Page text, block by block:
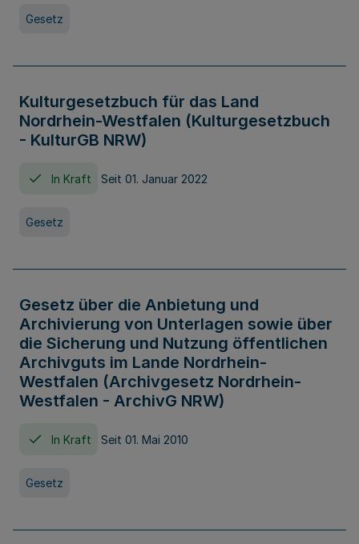
Gesetz
Kulturgesetzbuch für das Land
Nordrhein-Westfalen (Kulturgesetzbuch
- KulturGB NRW)
In Kraft Seit 01. Januar 2022
Gesetz
Gesetz über die Anbietung und
Archivierung von Unterlagen sowie über
die Sicherung und Nutzung öffentlichen
Archivguts im Lande Nordrhein-
Westfalen (Archivgesetz Nordrhein-
Westfalen - ArchivG NRW)
In Kraft Seit 01. Mai 2010
Gesetz